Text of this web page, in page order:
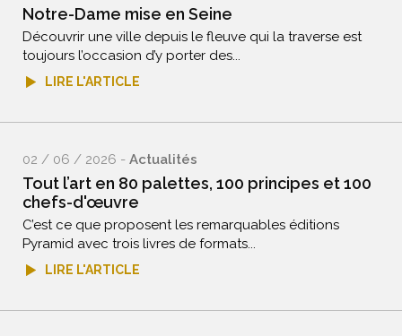
Notre-Dame mise en Seine
Découvrir une ville depuis le fleuve qui la traverse est
toujours l’occasion d’y porter des...
LIRE L'ARTICLE
02 / 06 / 2026 - Actualités
Tout l’art en 80 palettes, 100 principes et 100
chefs-d'œuvre
C’est ce que proposent les remarquables éditions
Pyramid avec trois livres de formats...
LIRE L'ARTICLE